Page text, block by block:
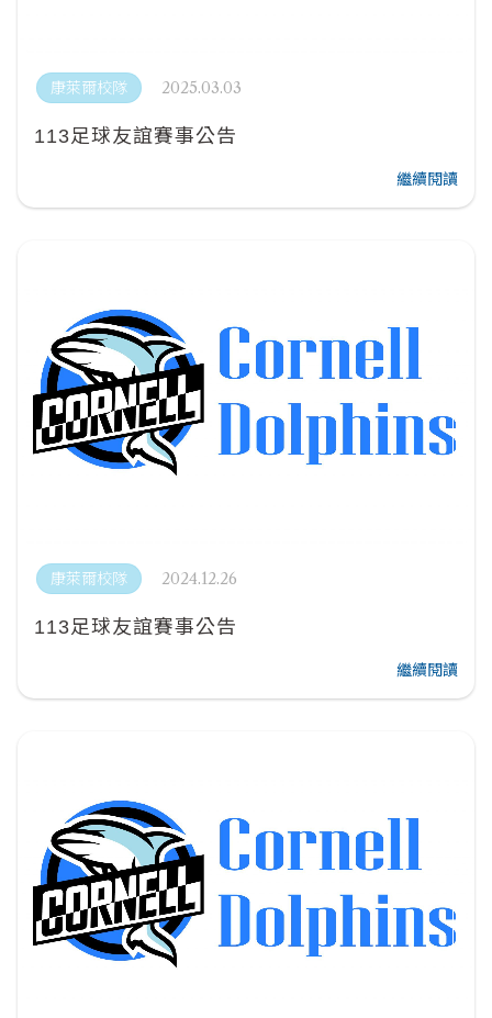
康萊爾校隊 2025.03.03
113足球友誼賽事公告
繼續閱讀
康萊爾校隊 2024.12.26
113足球友誼賽事公告
繼續閱讀